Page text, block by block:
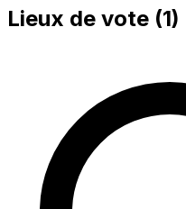
Lieux de vote (1)